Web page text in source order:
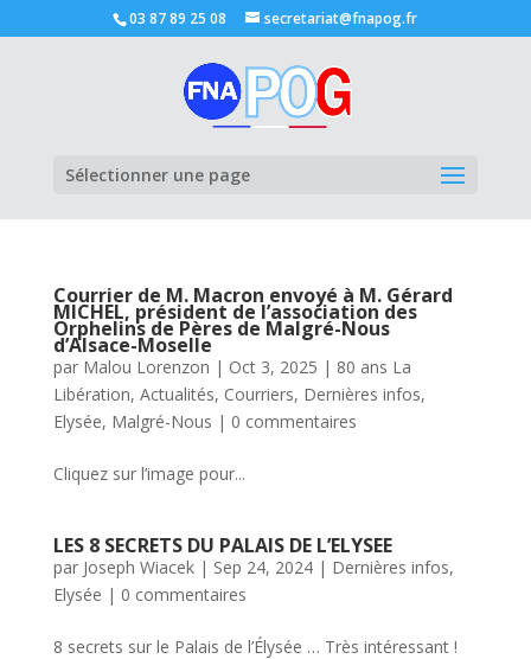
03 87 89 25 08 secretariat@fnapog.fr
Sélectionner une page
Courrier de M. Macron envoyé à M. Gérard
MICHEL, président de l’association des
Orphelins de Pères de Malgré-Nous
d’Alsace-Moselle
par Malou Lorenzon | Oct 3, 2025 | 80 ans La
Libération, Actualités, Courriers, Dernières infos,
Elysée, Malgré-Nous | 0 commentaires
Cliquez sur l’image pour...
LES 8 SECRETS DU PALAIS DE L’ELYSEE
par Joseph Wiacek| Sep 24, 2024| Dernières infos,
Elysée | 0 commentaires
8 secrets sur le Palais de l’Élysée … Très intéressant !